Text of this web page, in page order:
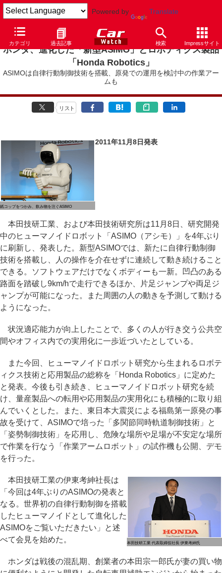
Powered by Translate
カテゴリ 過去記事 検索 Impressサイト
ホンダ、進化した「新型ASIMO」とロボティクス製品
「Honda Robotics」
ASIMOは自律行動制御技術を搭載、原発での運用を検討中の作業アー
ムも
リスト
紙コップをつかみ、飲み物を注ぐASIMO
2011年11月8日発表
本田技研工業、および本田技術研究所は11月8日、研究開発
中のヒューマノイドロボット「ASIMO（アシモ）」を4年ぶり
に刷新し、発表した。新型ASIMOでは、新たに自律行動制御
技術を搭載し、人の操作を介在せずに連続して動き続けること
できる。ソフトウェアだけでなくボディーも一新。凹凸のある
路面を踏破し9km/hで走行できるほか、片足ジャンプや両足ジ
ャンプが可能になった。また周囲の人の動きを予測して動ける
ようになった。
状況適応能力が向上したことで、多くの人が行き交う公共空
間やオフィス内での実用化に一歩近づいたとしている。
また今回、ヒューマノイドロボット研究から生まれるロボテ
ィクス技術と応用製品の総称を「Honda Robotics」に定めた
と発表。今後も引き続き、ヒューマノイドロボット研究を続
け、量産製品への転用や応用製品の実用化にも積極的に取り組
んでいくとした。また、東日本大震災による福島第一原発の事
故を受けて、ASIMOで培った「多関節同時軌道制御技術」と
「姿勢制御技術」を応用し、危険な場所や足場が不安定な場所
で作業を行なう「作業アームロボット」の試作機も公開、デモ
を行った。
本田技研工業 代表取締役社長 伊東考紳氏
本田技研工業の伊東考紳社長は
「今回は4年ぶりのASIMOの発表と
なる。世界初の自律行動制御を搭載
したヒューマノイドとして進化した
ASIMOをご覧いただきたい」と述
べて会見を始めた。
ホンダは戦後の混乱期、創業者の本田宗一郎氏が妻の買い物